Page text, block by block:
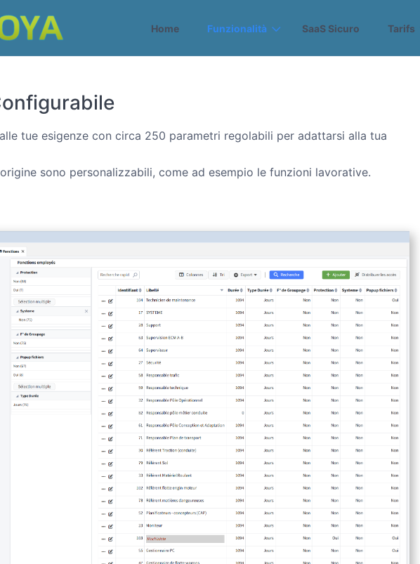
Home Funzionalità SaaS Sicuro Tarifs
tue esigenze con circa 250 parametri regolabili per adattarsi alla tua
sono personalizzabili, come ad esempio le funzioni lavorative.